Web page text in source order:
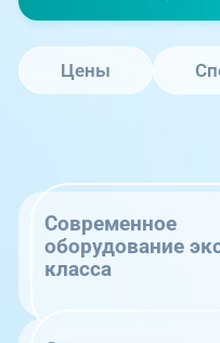
Цены
Современное
оборудование
класса